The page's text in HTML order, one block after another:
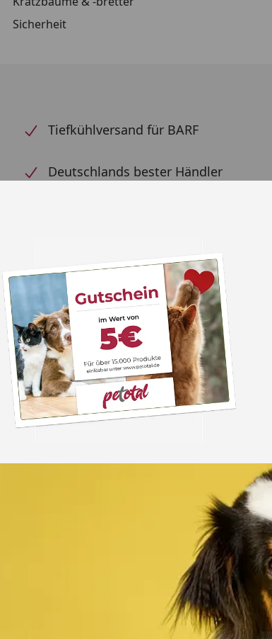
Sicherheit
Tiefkühlversand für BARF
Deutschlands bester Händler
„Alles top.
geklappt,